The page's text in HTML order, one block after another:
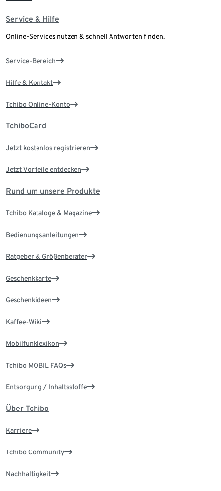
Service & Hilfe
Online-Services nutzen & schnell Antworten finden.
Service-Bereich
Hilfe & Kontakt
Tchibo Online-Konto
TchiboCard
Jetzt kostenlos registrieren
Jetzt Vorteile entdecken
Rund um unsere Produkte
Tchibo Kataloge & Magazine
Bedienungsanleitungen
Ratgeber & Größenberater
Geschenkkarte
Geschenkideen
Kaffee-Wiki
Mobilfunklexikon
Tchibo MOBIL FAQs
Entsorgung / Inhaltsstoffe
Über Tchibo
Karriere
Tchibo Community
Nachhaltigkeit